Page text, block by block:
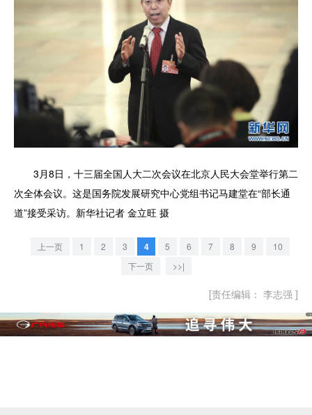
3月8日，十三届全国人大二次会议在北京人民大会堂举行第二
次全体会议。这是国务院发展研究中心党组书记马建堂在“部长通
道”接受采访。新华社记者 金立旺 摄
上一页 1 2 3 4 5 6 7 8 9
10
下一页
>>|
[责任编辑： 李志强 ]